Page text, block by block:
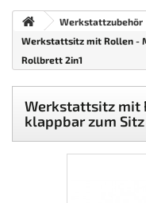
Werkstattzubehör
Werkstattsitz mit Rollen -
Rollbrett 2in1
Werkstattsitz mit
klappbar zum